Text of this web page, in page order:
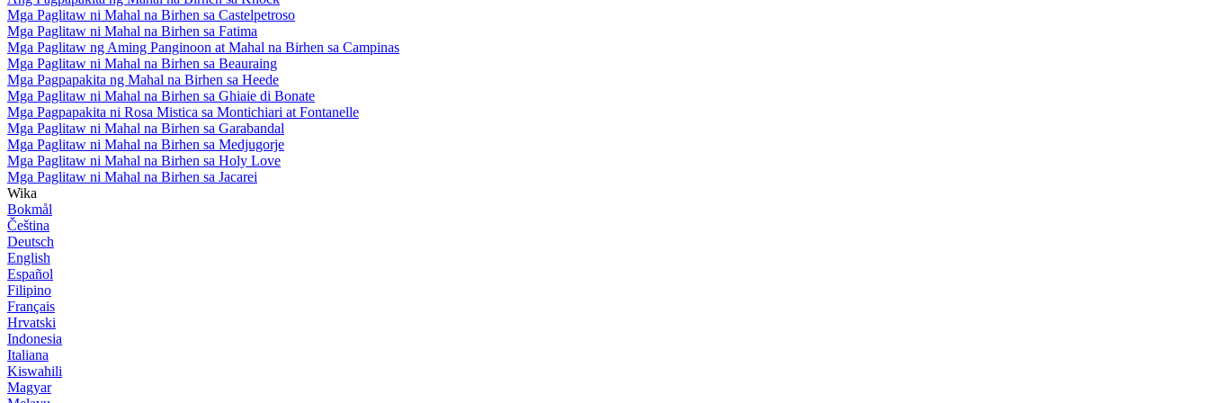
Mga Paglitaw ni Mahal na Birhen sa Castelpetroso
Mga Paglitaw ni Mahal na Birhen sa Fatima
Mga Paglitaw ng Aming Panginoon at Mahal na Birhen sa Campinas
Mga Paglitaw ni Mahal na Birhen sa Beauraing
Mga Pagpapakita ng Mahal na Birhen sa Heede
Mga Paglitaw ni Mahal na Birhen sa Ghiaie di Bonate
Mga Pagpapakita ni Rosa Mistica sa Montichiari at Fontanelle
Mga Paglitaw ni Mahal na Birhen sa Garabandal
Mga Paglitaw ni Mahal na Birhen sa Medjugorje
Mga Paglitaw ni Mahal na Birhen sa Holy Love
Mga Paglitaw ni Mahal na Birhen sa Jacarei
Wika
Bokmål
Čeština
Deutsch
English
Español
Filipino
Français
Hrvatski
Indonesia
Italiana
Kiswahili
Magyar